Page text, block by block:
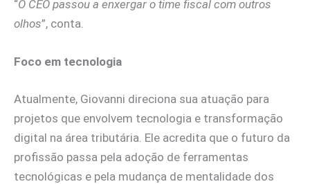
“O CEO passou a enxergar o time fiscal com outros
olhos”, conta.
Foco em tecnologia
Atualmente, Giovanni direciona sua atuação para
projetos que envolvem tecnologia e transformação
digital na área tributária. Ele acredita que o futuro da
profissão passa pela adoção de ferramentas
tecnológicas e pela mudança de mentalidade dos